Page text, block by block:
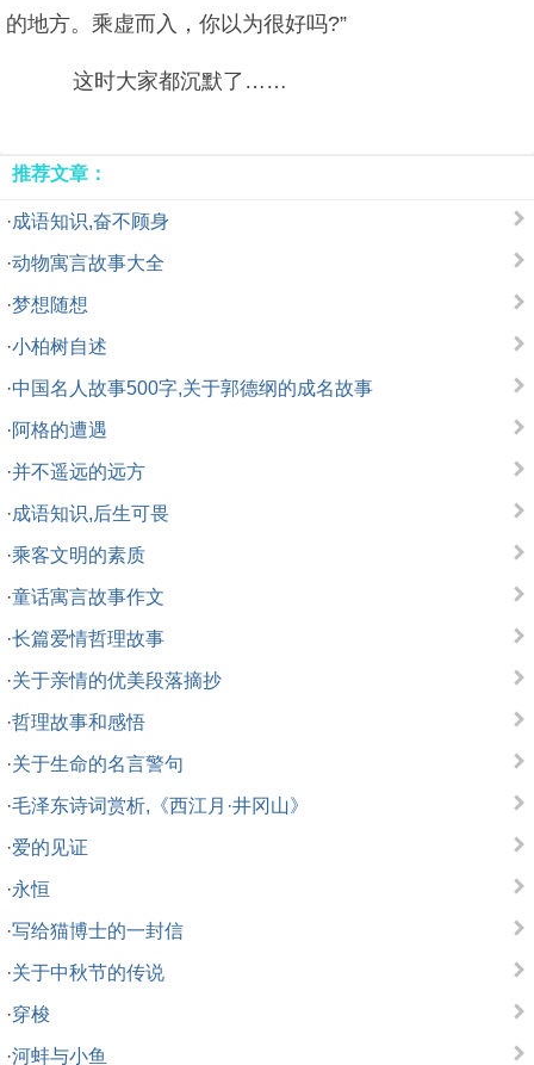
的地方。乘虚而入，你以为很好吗?”
这时大家都沉默了……
推荐文章：
·成语知识,奋不顾身
·动物寓言故事大全
·梦想随想
·小柏树自述
·中国名人故事500字,关于郭德纲的成名故事
·阿格的遭遇
·并不遥远的远方
·成语知识,后生可畏
·乘客文明的素质
·童话寓言故事作文
·长篇爱情哲理故事
·关于亲情的优美段落摘抄
·哲理故事和感悟
·关于生命的名言警句
·毛泽东诗词赏析,《西江月·井冈山》
·爱的见证
·永恒
·写给猫博士的一封信
·关于中秋节的传说
·穿梭
·河蚌与小鱼